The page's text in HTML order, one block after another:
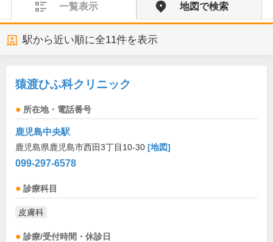
一覧表示 地図で検索
駅から近い順に全11件を表示
猿渡ひふ科クリニック
所在地・電話番号
鹿児島中央駅
鹿児島県鹿児島市西田3丁目10-30 [地図]
099-297-6578
診療科目
皮膚科
診療/受付時間・休診日